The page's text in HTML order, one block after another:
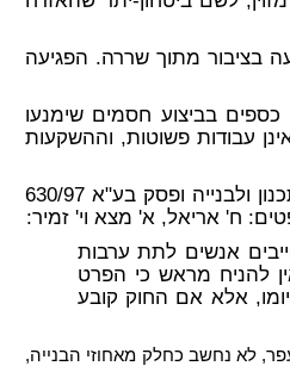
בציבור מתוך שררה. הפגיעה
בביצוע חסמים שימנעו
עבודות פשוטות, וההשקעות
ולבנייה ופסק בע"א 630/97
ח' אריאל, א' מצא וי' זמיר:
אנשים לתת ערבות
להניח מראש כי הפרט
אלא אם החוק קובע
לא נחשב כחלק מאחוזי הבנייה,